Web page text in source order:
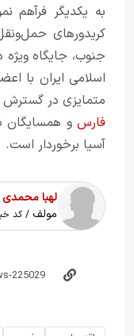
به یکدیگر فرآهم
کریدورهای
جنوب، جایگاه
اسلامی ایران با
متمایزی در
فارس و همسایگان
آسیا برخوردار است.
لهبا محمدی
مولف / کد